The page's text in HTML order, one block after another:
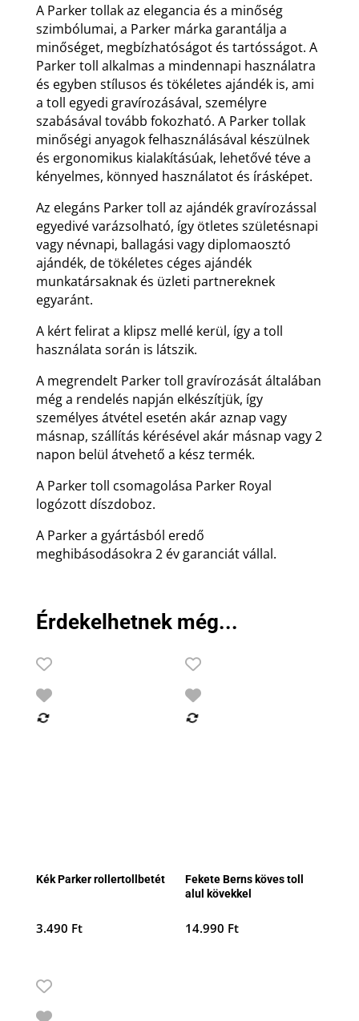
A Parker tollak az elegancia és a minőség
szimbólumai, a Parker márka garantálja a
minőséget, megbízhatóságot és tartósságot. A
Parker toll alkalmas a mindennapi használatra
és egyben stílusos és tökéletes ajándék is, ami
a toll egyedi gravírozásával, személyre
szabásával tovább fokozható. A Parker tollak
minőségi anyagok felhasználásával készülnek
és ergonomikus kialakításúak, lehetővé téve a
kényelmes, könnyed használatot és írásképet.
Az elegáns Parker toll az ajándék gravírozással
egyedivé varázsolható, így ötletes születésnapi
vagy névnapi, ballagási vagy diplomaosztó
ajándék, de tökéletes céges ajándék
munkatársaknak és üzleti partnereknek
egyaránt.
A kért felirat a klipsz mellé kerül, így a toll
használata során is látszik.
A megrendelt Parker toll gravírozását általában
még a rendelés napján elkészítjük, így
személyes átvétel esetén akár aznap vagy
másnap, szállítás kérésével akár másnap vagy 2
napon belül átvehető a kész termék.
A Parker toll csomagolása Parker Royal
logózott díszdoboz.
A Parker a gyártásból eredő
meghibásodásokra 2 év garanciát vállal.
Érdekelhetnek még...
Kék Parker rollertollbetét
3.490 Ft
Fekete Berns köves toll
alul kövekkel
14.990 Ft